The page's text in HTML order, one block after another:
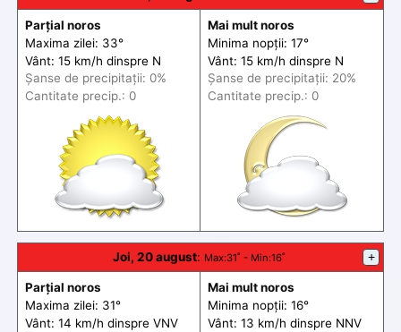
Parțial noros
Maxima zilei: 33°
Vânt: 15 km/h dinspre N
Șanse de precipitații: 0%
Cantitate precip.: 0
Mai mult noros
Minima nopții: 17°
Vânt: 15 km/h dinspre N
Șanse de precipitații: 20%
Cantitate precip.: 0
Joi, 20 august: Max:31˚ - Min:16˚ +
Parțial noros
Maxima zilei: 31°
Vânt: 14 km/h dinspre VNV
Mai mult noros
Minima nopții: 16°
Vânt: 13 km/h dinspre NNV